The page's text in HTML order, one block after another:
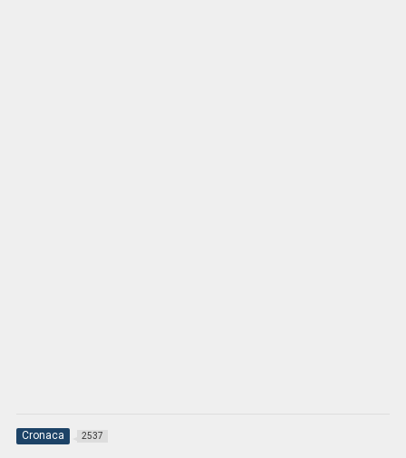
Cronaca 2537